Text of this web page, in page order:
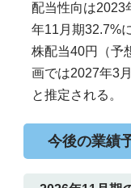
配当性向は2023
年11月期32.7%
株配当40円（予
画では2027年3
と推定される。
今後の業績